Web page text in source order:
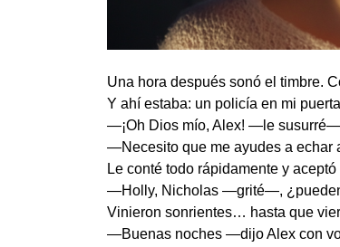
Una hora después sonó el timbre.
Y ahí estaba: un policía en mi
—¡Oh Dios mío, Alex! —le
—Necesito que me ayudes a
Le conté todo rápidamente y
—Holly, Nicholas —grité—, ¿pueden
Vinieron sonrientes… hasta que
—Buenas noches —dijo Alex con